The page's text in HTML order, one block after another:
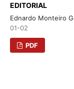
EDITORIAL
Ednardo Monteiro
01-02
PDF